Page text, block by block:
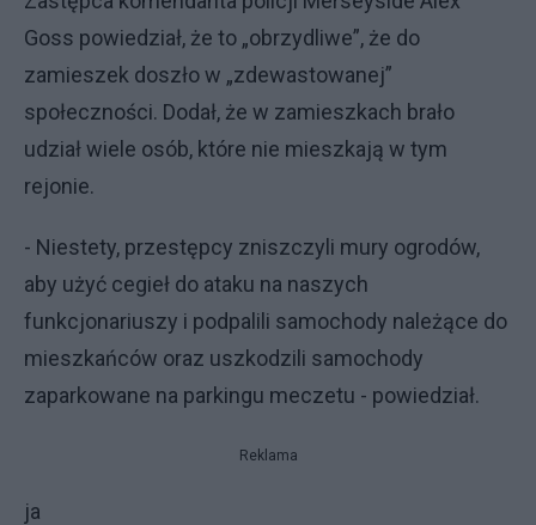
Goss powiedział, że to „obrzydliwe”, że do
zamieszek doszło w „zdewastowanej”
społeczności. Dodał, że w zamieszkach brało
udział wiele osób, które nie mieszkają w tym
rejonie.
- Niestety, przestępcy zniszczyli mury ogrodów,
aby użyć cegieł do ataku na naszych
funkcjonariuszy i podpalili samochody należące do
mieszkańców oraz uszkodzili samochody
zaparkowane na parkingu meczetu - powiedział.
Reklama
ja